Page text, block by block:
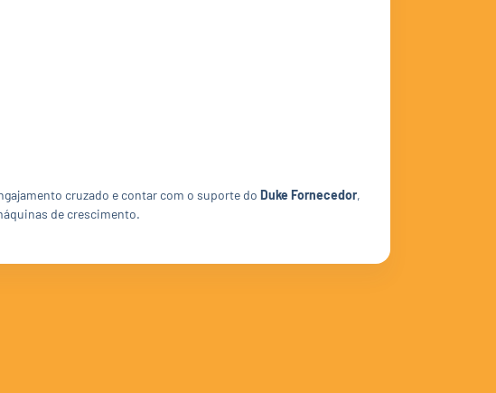
cruzado e contar com o suporte do Duke Fornecedor,
de crescimento.